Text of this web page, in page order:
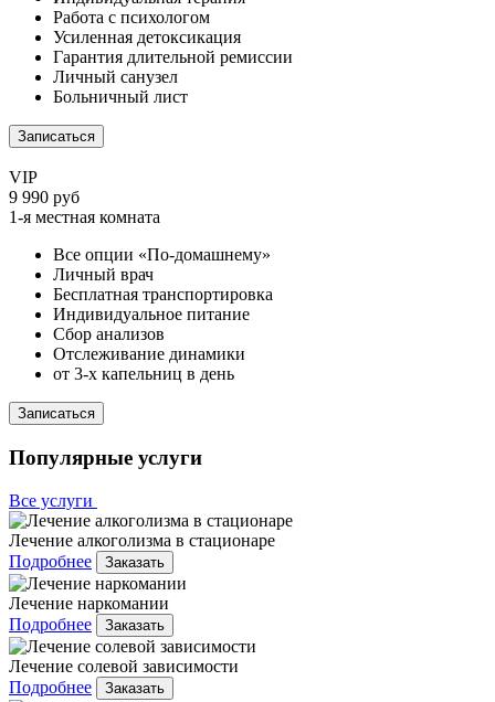
Работа с психологом
Усиленная детоксикация
Гарантия длительной ремиссии
Личный санузел
Больничный лист
Записаться
VIP
9 990 руб
1-я местная комната
Все опции «По-домашнему»
Личный врач
Бесплатная транспортировка
Индивидуальное питание
Сбор анализов
Отслеживание динамики
от 3-х капельниц в день
Записаться
Популярные услуги
Все услуги
Лечение алкоголизма в стационаре
Подробнее
Заказать
Лечение наркомании
Подробнее
Заказать
Лечение солевой зависимости
Подробнее
Заказать